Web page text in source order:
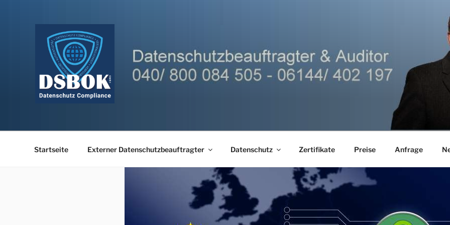
Startseite Externer Datenschutzbeauftragter Datenschutz Zertifikate Preise Anfrage